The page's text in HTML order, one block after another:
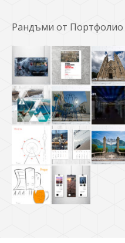
Рандъми от Портфолио